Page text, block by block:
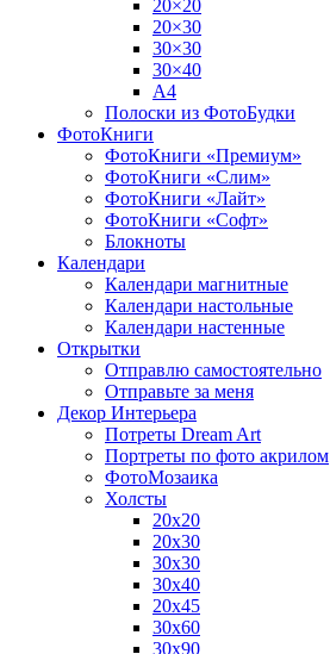
20×20
20×30
30×30
30×40
A4
Полоски из ФотоБудки
ФотоКниги
ФотоКниги «Премиум»
ФотоКниги «Слим»
ФотоКниги «Лайт»
ФотоКниги «Софт»
Блокноты
Календари
Календари магнитные
Календари настольные
Календари настенные
Открытки
Отправлю самостоятельно
Отправьте за меня
Декор Интерьера
Потреты Dream Art
Портреты по фото акрилом
ФотоМозаика
Холсты
20х20
20х30
30х30
30х40
20х45
30х60
30х90